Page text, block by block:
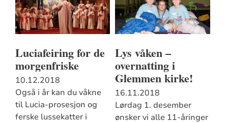
Luciafeiring for de
morgenfriske
10.12.2018
Også i år kan du våkne
til Lucia-prosesjon og
ferske lussekatter i
Lys våken –
overnatting i
Glemmen kirke!
16.11.2018
Lørdag 1. desember
ønsker vi alle 11-åringer